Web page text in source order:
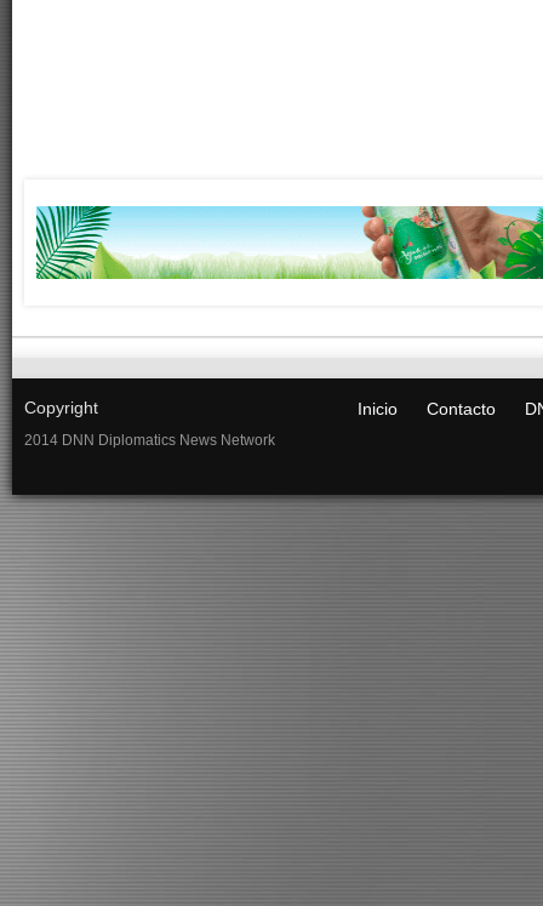
Copyright
2014 DNN Diplomatics News Network
Inicio Contacto